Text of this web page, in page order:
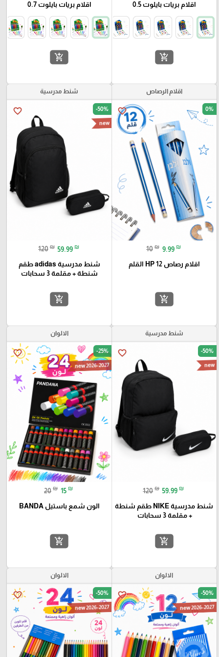
اقلام بريات بايلوت 0.5
add_shopping_cart
اقلام بريات بايلوت 0.7
add_shopping_cart
اقلام الرصاص
favorite_border 0%
10 ₪ 9.99 ₪
اقلام رصاص HP 12 القلم
add_shopping_cart
شنط مدرسية
favorite_border -50%
new
120 ₪ 59.99 ₪
شنط مدرسية adidas طقم
شنطة + مقلمة 3 سحابات
add_shopping_cart
شنط مدرسية
favorite_border -50%
new
120 ₪ 59.99 ₪
شنط مدرسية NIKE طقم شنطة
+ مقلمة 3 سحابات
add_shopping_cart
الالوان
favorite_border -25%
new 2026-2027
20 ₪ 15 ₪
الون شمع باستيل BANDA
add_shopping_cart
الالوان
favorite_border -50%
new 2026-2027
الالوان
favorite_border -50%
new 2026-2027